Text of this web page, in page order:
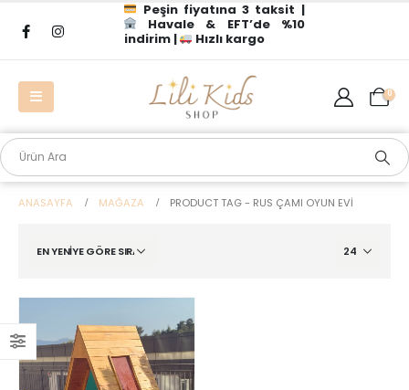
Peşin fiyatına 3 taksit |
Havale & EFT’de %10
indirim |
Hızlı kargo
0
ANASAYFA MAĞAZA PRODUCT TAG - RUS ÇAMI OYUN EVI